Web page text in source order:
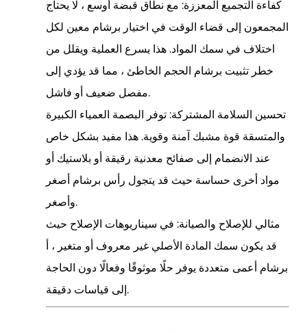
كفاءة التجميع المعززة: مع نطاق قبضة أوسع ، لا يحتاج
المجمعون إلى قضاء الوقت في اختيار برشام معين لكل
اختلاف في سمك المواد. هذا يسرع العملية ويقلل من
خطر تثبيت برشام الحجم الخاطئ ، مما قد يؤدي إلى
مفصل ضعيف أو فاشل.
تحسين السلامة المشتركة: توفر البصمة العمياء الكبيرة
والمتسقة قوة مشبك آمنة وقوية. هذا مفيد بشكل خاص
عند الانضمام إلى صفائح معدنية رقيقة أو بلاستيك أو
مواد أخرى حساسة حيث قد يتجول رأس برشام أصغر
وأصغر.
مثالي للإصلاح والصيانة: في سيناريوهات الإصلاح حيث
قد يكون سمك المادة الأصلي غير معروف أو متغير ، أ
برشام أعمى متعددة يوفر حلًا موثوقًا وفعالًا دون الحاجة
إلى قياسات دقيقة.